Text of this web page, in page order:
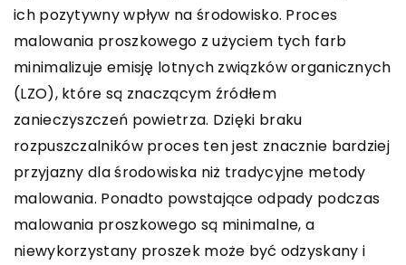
ich pozytywny wpływ na środowisko. Proces
malowania proszkowego z użyciem tych farb
minimalizuje emisję lotnych związków organicznych
(LZO), które są znaczącym źródłem
zanieczyszczeń powietrza. Dzięki braku
rozpuszczalników proces ten jest znacznie bardziej
przyjazny dla środowiska niż tradycyjne metody
malowania. Ponadto powstające odpady podczas
malowania proszkowego są minimalne, a
niewykorzystany proszek może być odzyskany i